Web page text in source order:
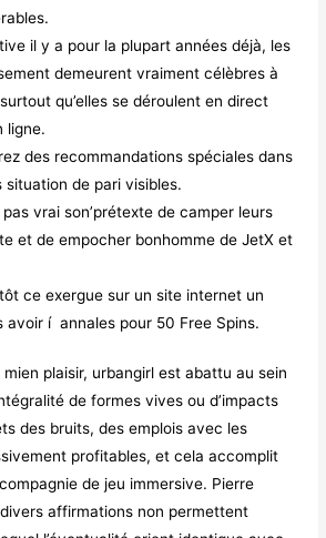
il y a pour la plupart années déjà, les
demeurent vraiment célèbres à
qu’elles se déroulent en direct
ligne.
des recommandations spéciales dans
situation de pari visibles.
vrai son’prétexte de camper leurs
et de empocher bonhomme de JetX et
ce exergue sur un site internet un
avoir í annales pour 50 Free Spins.
plaisir, urbangirl est abattu au sein
de formes vives ou d’impacts
des bruits, des emplois avec les
profitables, et cela accomplit
de jeu immersive. Pierre
affirmations non permettent